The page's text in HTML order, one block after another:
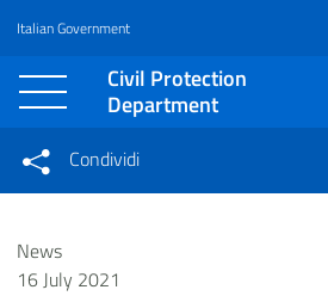
Vai al contenuto principale
Raggiungi il piè di pagina
Italian Government
Civil Protection
Department
Condividi su Facebook
Condividi
Condividi sui social network
News
16 July 2021